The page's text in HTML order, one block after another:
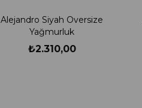
Alejandro Siyah Oversize
Yağmurluk
₺2.310,00